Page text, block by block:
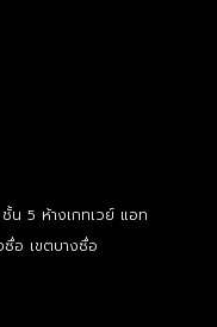
น 5 ห้างเกทเวย์ แอท
อ เขตบางซื่อ